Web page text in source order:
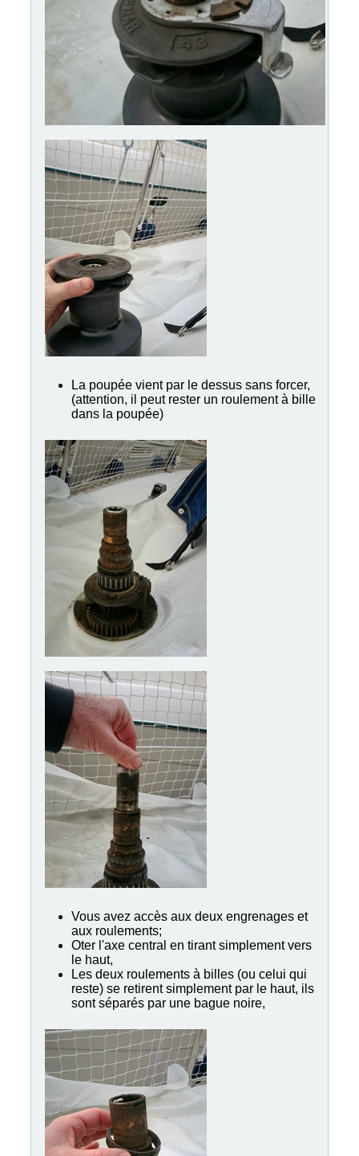
La poupée vient par le dessus sans forcer,
(attention, il peut rester un roulement à bille
dans la poupée)
Vous avez accès aux deux engrenages et
aux roulements;
Oter l'axe central en tirant simplement vers
le haut,
Les deux roulements à billes (ou celui qui
reste) se retirent simplement par le haut, ils
sont séparés par une bague noire,